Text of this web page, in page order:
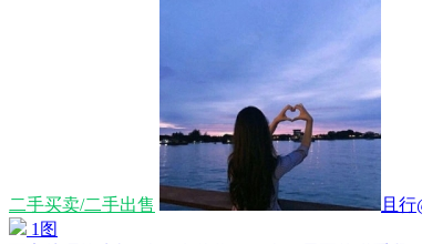
二手买卖/二手出售 且
1图